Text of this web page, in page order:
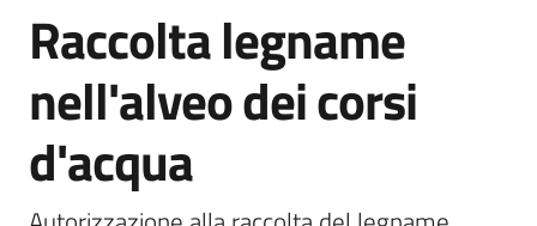
Menu selezionato
Servizi
Vivere
Casalfiumanese
Salta al contenuto
Raccolta legname
nell'alveo dei corsi
d'acqua